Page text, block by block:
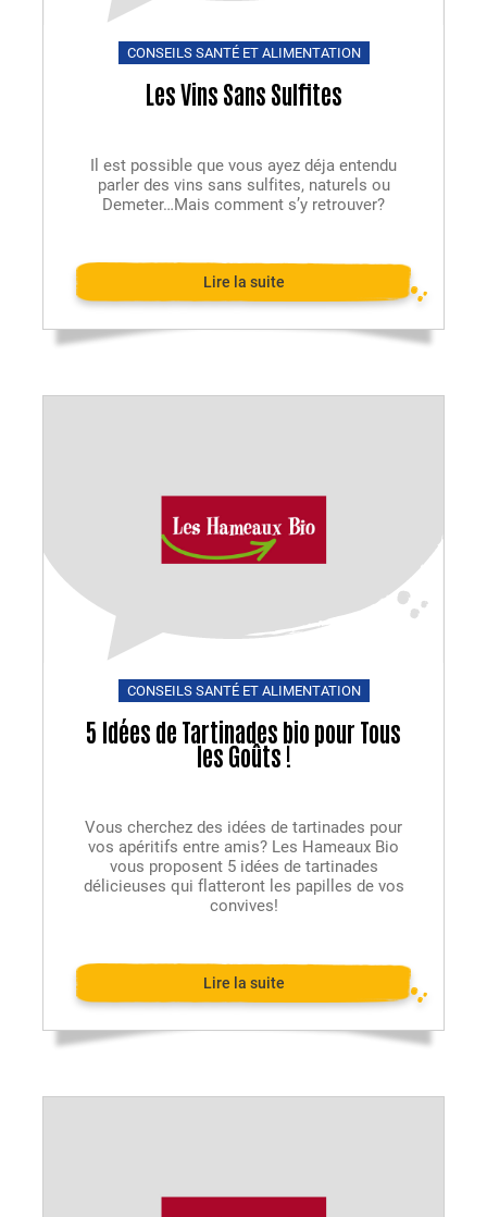
CONSEILS SANTÉ ET ALIMENTATION
Les Vins Sans Sulfites
Il est possible que vous ayez déja entendu
parler des vins sans sulfites, naturels ou
Demeter…Mais comment s’y retrouver?
Lire la suite
CONSEILS SANTÉ ET ALIMENTATION
5 Idées de Tartinades bio pour Tous
les Goûts !
Vous cherchez des idées de tartinades pour
vos apéritifs entre amis? Les Hameaux Bio
vous proposent 5 idées de tartinades
délicieuses qui flatteront les papilles de vos
convives!
Lire la suite